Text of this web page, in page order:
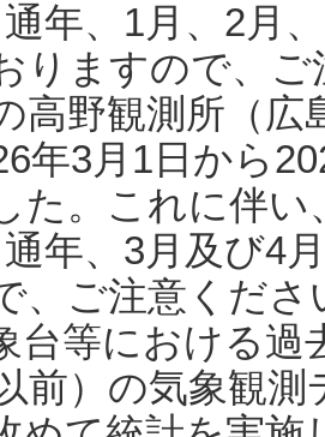
年、1月、2月
りますので、
高野観測所（
年3月1日から
た。これに伴い
年、3月及び4
、ご注意くだ
台等における過
前）の気象観